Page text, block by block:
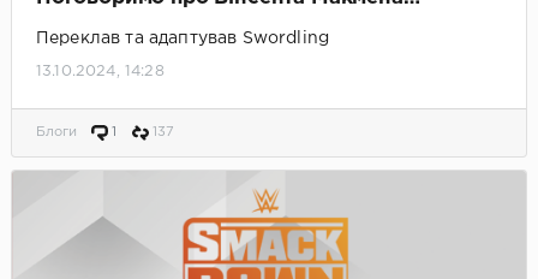
Переклав та адаптував Swordling
13.10.2024, 14:28
Блоги 1 137